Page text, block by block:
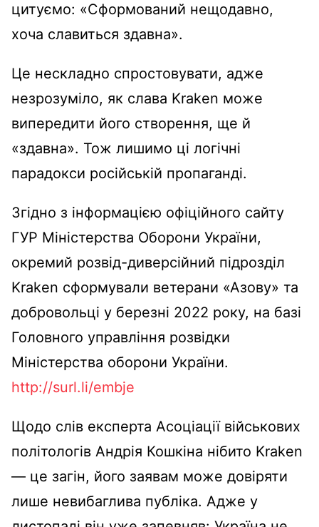
цитуємо: «Сформований нещодавно,
хоча славиться здавна».
Це нескладно спростовувати, адже
незрозуміло, як слава Kraken може
випередити його створення, ще й
«здавна». Тож лишимо ці логічні
парадокси російській пропаганді.
Згідно з інформацією офіційного сайту
ГУР Міністерства Оборони України,
окремий розвід-диверсійний підрозділ
Kraken сформували ветерани «Азову» та
добровольці у березні 2022 року, на базі
Головного управління розвідки
Міністерства оборони України.
http://surl.li/embje
Щодо слів експерта Асоціації військових
політологів Андрія Кошкіна нібито Kraken
— це загін, його заявам може довіряти
лише невибаглива публіка. Адже у